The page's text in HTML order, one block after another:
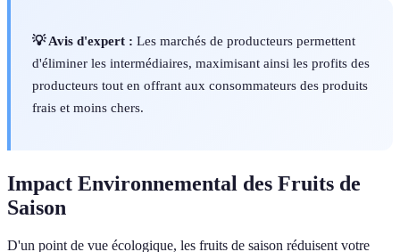
💡 Avis d'expert : Les marchés de producteurs permettent
d'éliminer les intermédiaires, maximisant ainsi les profits des
producteurs tout en offrant aux consommateurs des produits
frais et moins chers.
Impact Environnemental des Fruits de
Saison
D'un point de vue écologique, les fruits de saison réduisent votre